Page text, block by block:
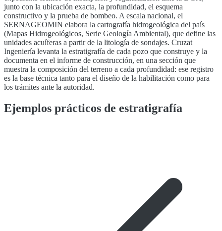
junto con la ubicación exacta, la profundidad, el esquema
constructivo y la prueba de bombeo. A escala nacional, el
SERNAGEOMIN elabora la cartografía hidrogeológica del país
(Mapas Hidrogeológicos, Serie Geología Ambiental), que define las
unidades acuíferas a partir de la litología de sondajes. Cruzat
Ingeniería levanta la estratigrafía de cada pozo que construye y la
documenta en el informe de construcción, en una sección que
muestra la composición del terreno a cada profundidad: ese registro
es la base técnica tanto para el diseño de la habilitación como para
los trámites ante la autoridad.
Ejemplos prácticos de estratigrafía